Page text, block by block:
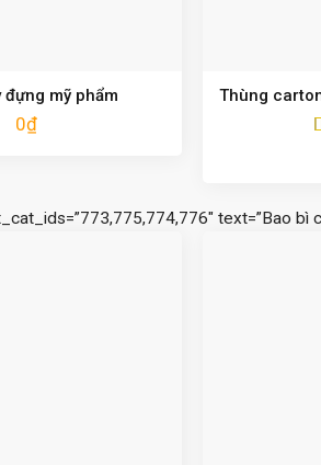
đựng mỹ phẩm
0₫
Thùng
text=”Bao bì